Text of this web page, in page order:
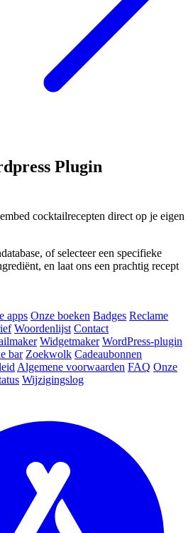
Plugin
cocktailrecepten direct op je eigen
of selecteer een specifieke
en laat ons een prachtig recept
apps Onze boeken Badges Reclame
Woordenlijst Contact
Widgetmaker WordPress-plugin
bar Zoekwolk Cadeaubonnen
Algemene voorwaarden FAQ Onze
Wijzigingslog